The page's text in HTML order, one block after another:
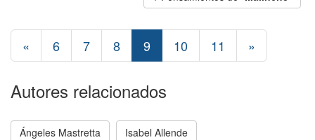
« 6 7 8 9 10 11 »
Autores relacionados
Ángeles Mastretta Isabel Allende